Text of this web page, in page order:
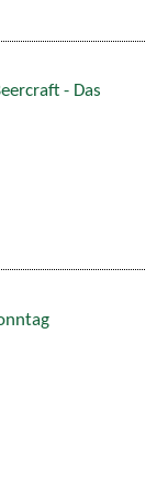
- Das